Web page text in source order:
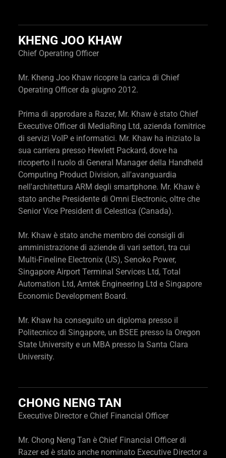
KHENG JOO KHAW
Chief Operating Officer
Mr. Kheng Joo Khaw ricopre la carica di Chief
Operating Officer da giugno 2012.
Prima di approdare a Razer, Mr. Khaw è stato Chief
Executive Officer di MediaRing Ltd, azienda fornitrice
di servizi VoIP e informatici. Mr. Khaw ha iniziato la
sua carriera presso Hewlett Packard, dove ha
ricoperto il ruolo di General Manager della Handheld
Computing Product Division, all'avanguardia
nell'architettura ARM degli smartphone. Mr. Khaw è
stato anche Presidente di Omni Electronic, oltre che
Senior Vice President di Celestica (Canada).
Mr. Khaw è stato anche membro dei consigli di
amministrazione di aziende di vari settori, tra cui
Multi-Fineline Electronix (US), Senoko Power,
Singapore Airport Terminal Services Ltd, Total
Automation Ltd, Amtek Engineering Ltd e Singapore
Economic Development Board.
Mr. Khaw ha conseguito un diploma presso il
Politecnico di Singapore, un BSEE presso la Oregon
State University e un MBA presso la Santa Clara
University.
CHONG NENG TAN
Executive Director e Chief Financial Officer
Mr. Chong Neng Tan è Chief Financial Officer di
Razer ed è stato anche nominato Executive Director a